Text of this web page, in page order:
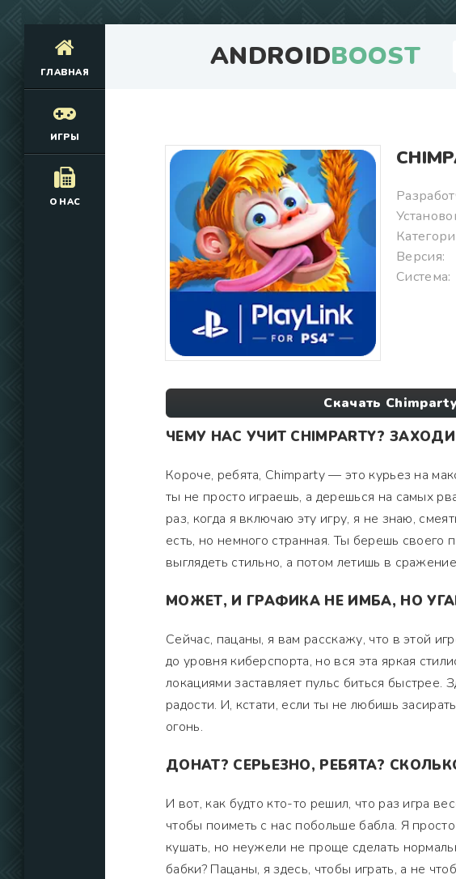
ANDROIDBOOST
ГЛАВНАЯ
ИГРЫ
О НАС
Версия:
Система:
Скачать
ЧЕМУ НАС УЧИТ CHIMPARTY?
Короче, ребята, Chimparty — это курьез на
ты не просто играешь, а дерешься на самых
раз, когда я включаю эту игру, я не знаю,
есть, но немного странная. Ты берешь
выглядеть стильно, а потом летишь в
МОЖЕТ, И ГРАФИКА НЕ ИМБА, НО
Сейчас, пацаны, я вам расскажу, что в этой
до уровня киберспорта, но вся эта яркая
локациями заставляет пульс биться
радости. И, кстати, если ты не любишь
огонь.
ДОНАТ? СЕРЬЕЗНО, РЕБЯТА?
И вот, как будто кто-то решил, что раз игра
чтобы поиметь с нас побольше бабла. Я
кушать, но неужели не проще сделать
бабки? Пацаны, я здесь, чтобы играть, а не